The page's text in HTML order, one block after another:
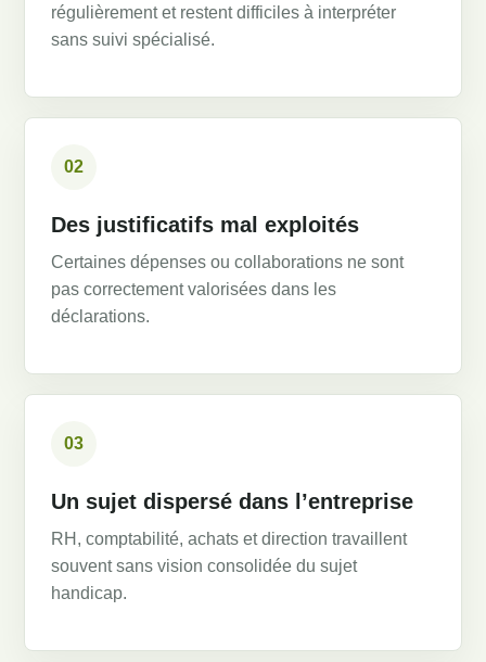
régulièrement et restent difficiles à interpréter
sans suivi spécialisé.
02
Des justificatifs mal exploités
Certaines dépenses ou collaborations ne sont
pas correctement valorisées dans les
déclarations.
03
Un sujet dispersé dans l’entreprise
RH, comptabilité, achats et direction travaillent
souvent sans vision consolidée du sujet
handicap.